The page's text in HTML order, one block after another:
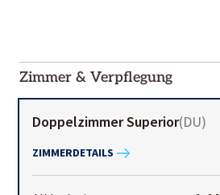
01-02
Zimmer & Verpflegung
Doppelzimmer Superior(DU)
ZIMMERDETAILS